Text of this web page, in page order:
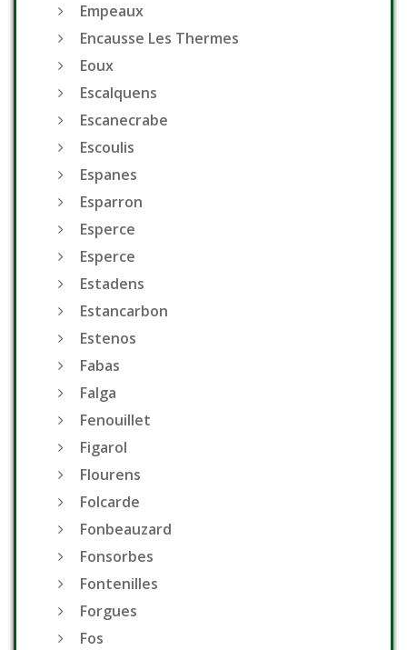
Empeaux
Encausse Les Thermes
Eoux
Escalquens
Escanecrabe
Escoulis
Espanes
Esparron
Esperce
Esperce
Estadens
Estancarbon
Estenos
Fabas
Falga
Fenouillet
Figarol
Flourens
Folcarde
Fonbeauzard
Fonsorbes
Fontenilles
Forgues
Fos